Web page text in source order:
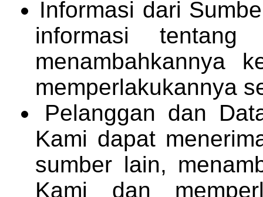
Informasi dari
informasi
menambahkannya
memperlakukannya
Pelanggan dan
Kami dapat
sumber lain,
Kami dan